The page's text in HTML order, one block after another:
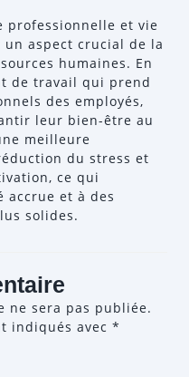
professionnelle et vie
aspect crucial de la
humaines. En
de travail qui prend
des employés,
leur bien-être au
meilleure
du stress et
ce qui
et à des
solides.
ne sera pas publiée.
indiqués avec *